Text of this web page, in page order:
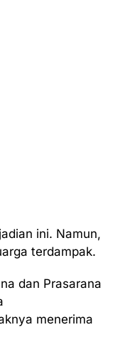
ini. Namun,
terdampak.
dan Prasarana
menerima